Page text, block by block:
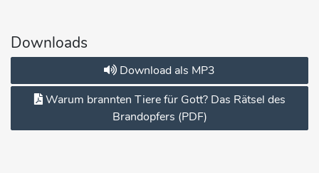
Downloads
Download als MP3
Warum brannten Tiere für Gott? Das Rätsel des
Brandopfers (PDF)